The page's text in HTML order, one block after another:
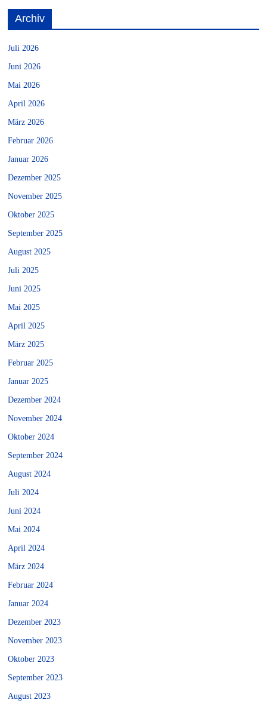
Archiv
Juli 2026
Juni 2026
Mai 2026
April 2026
März 2026
Februar 2026
Januar 2026
Dezember 2025
November 2025
Oktober 2025
September 2025
August 2025
Juli 2025
Juni 2025
Mai 2025
April 2025
März 2025
Februar 2025
Januar 2025
Dezember 2024
November 2024
Oktober 2024
September 2024
August 2024
Juli 2024
Juni 2024
Mai 2024
April 2024
März 2024
Februar 2024
Januar 2024
Dezember 2023
November 2023
Oktober 2023
September 2023
August 2023